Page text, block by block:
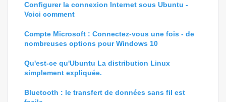
Configurer la connexion Internet sous Ubuntu -
Voici comment
Compte Microsoft : Connectez-vous une fois - de
nombreuses options pour Windows 10
Qu'est-ce qu'Ubuntu La distribution Linux
simplement expliquée.
Bluetooth : le transfert de données sans fil est